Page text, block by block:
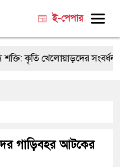
ই-পেপার
কৃতি খেলোয়াড়দের সংবর্ধনায়
গাড়িবহর আটকের